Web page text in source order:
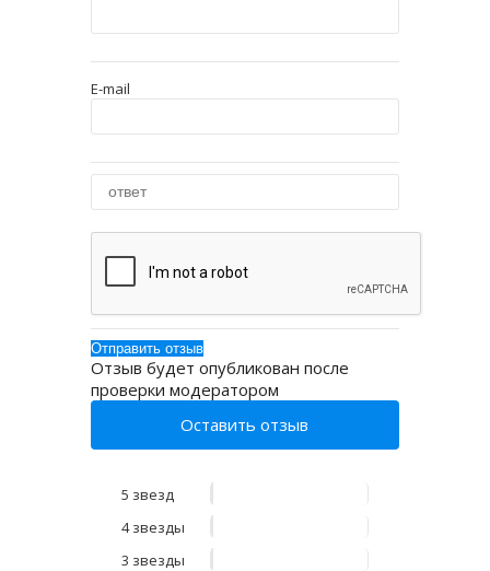
E-mail
Отзыв будет опубликован после
проверки модератором
Оставить отзыв
5 звезд
4 звезды
3 звезды